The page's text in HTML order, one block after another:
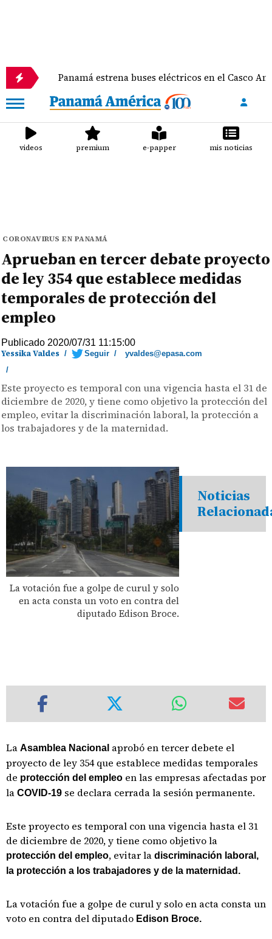
Panamá estrena buses eléctricos en el Casco Antiguo:
videos premium e-papper mis noticias
CORONAVIRUS EN PANAMÁ
Aprueban en tercer debate proyecto
de ley 354 que establece medidas
temporales de protección del
empleo
Publicado 2020/07/31 11:15:00
Yessika Valdes / Seguir /
yvaldes@epasa.com
/
Este proyecto es temporal con una vigencia hasta el 31 de
diciembre de 2020, y tiene como objetivo la protección del
empleo, evitar la discriminación laboral, la protección a
los trabajadores y de la maternidad.
La votación fue a golpe de curul y solo
en acta consta un voto en contra del
diputado Edison Broce.
Noticias
La Asamblea Nacional aprobó en tercer debete el
proyecto de ley 354 que establece medidas temporales
de protección del empleo en las empresas afectadas por
la COVID-19 se declara cerrada la sesión permanente.
Este proyecto es temporal con una vigencia hasta el 31
de diciembre de 2020, y tiene como objetivo la
protección del empleo, evitar la discriminación laboral,
la protección a los trabajadores y de la maternidad.
La votación fue a golpe de curul y solo en acta consta un
voto en contra del diputado Edison Broce.